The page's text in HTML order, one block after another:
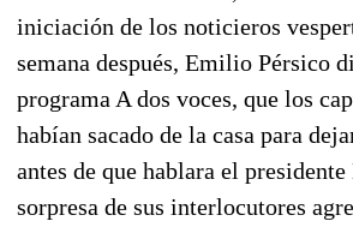
iniciación de los noticieros
semana después, Emilio Pérsico
programa A dos voces, que los
habían sacado de la casa para
antes de que hablara el
sorpresa de sus interlocutores